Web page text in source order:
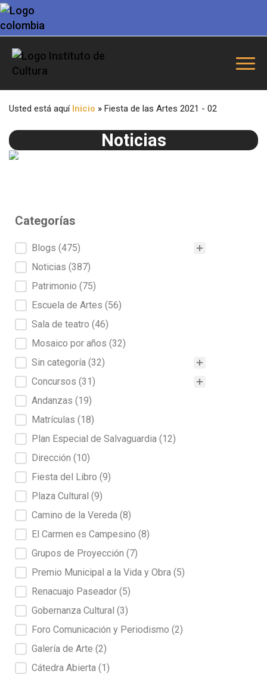
Usted está aquí Inicio » Fiesta de las Artes 2021 - 02
Noticias
Categorías
Categorías
Blogs (475)
Noticias (387)
Patrimonio (75)
Escuela de Artes (56)
Sala de teatro (46)
Mosaico por años (32)
Sin categoría (32)
Concursos (31)
Andanzas (19)
Matrículas (18)
Plan Especial de Salvaguardia (12)
Dirección (10)
Fiesta del Libro (9)
Plaza Cultural (9)
Camino de la Vereda (8)
El Carmen es Campesino (8)
Grupos de Proyección (7)
Premio Municipal a la Vida y Obra (5)
Renacuajo Paseador (5)
Gobernanza Cultural (3)
Foro Comunicación y Periodismo (2)
Galería de Arte (2)
Cátedra Abierta (1)